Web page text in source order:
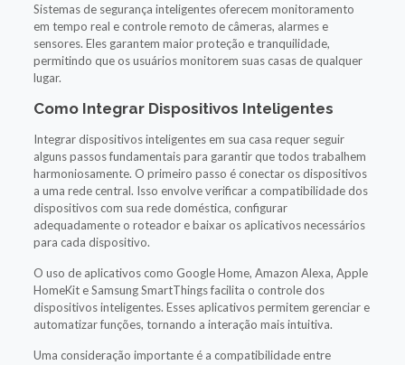
Sistemas de segurança inteligentes oferecem monitoramento
em tempo real e controle remoto de câmeras, alarmes e
sensores. Eles garantem maior proteção e tranquilidade,
permitindo que os usuários monitorem suas casas de qualquer
lugar.
Como Integrar Dispositivos Inteligentes
Integrar dispositivos inteligentes em sua casa requer seguir
alguns passos fundamentais para garantir que todos trabalhem
harmoniosamente. O primeiro passo é conectar os dispositivos
a uma rede central. Isso envolve verificar a compatibilidade dos
dispositivos com sua rede doméstica, configurar
adequadamente o roteador e baixar os aplicativos necessários
para cada dispositivo.
O uso de aplicativos como Google Home, Amazon Alexa, Apple
HomeKit e Samsung SmartThings facilita o controle dos
dispositivos inteligentes. Esses aplicativos permitem gerenciar e
automatizar funções, tornando a interação mais intuitiva.
Uma consideração importante é a compatibilidade entre